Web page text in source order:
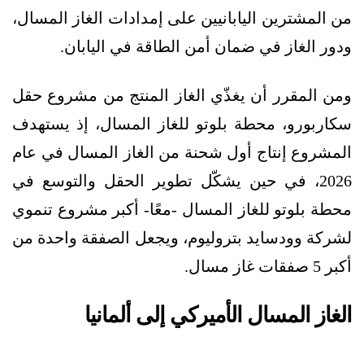
من المشترين اليابانيين على إمدادات الغاز المسال،
ودور الغاز في ضمان أمن الطاقة في اليابان.
ومن المقرر أن يغذّي الغاز المنتج من مشروع حقل
سكاربورو، محطة بلوتو للغاز المسال، إذ يستهدف
المشروع إنتاج أول شحنة من الغاز المسال في عام
2026، في حين يشكّل تطوير الحقل والتوسع في
محطة بلوتو للغاز المسال -معًا- أكبر مشروع تنموي
لشركة وودسايد بتروليوم، ويجعل الصفقة واحدة من
أكبر 5 صفقات غاز مسال.
الغاز المسال الأميركي إلى ألمانيا